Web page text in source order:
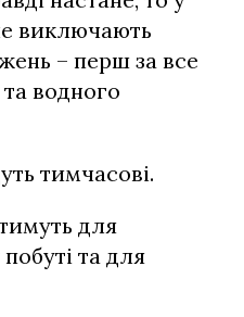
виключають
– перш за все
водного
тимчасові.
для
та для